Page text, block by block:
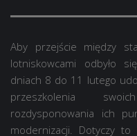
Aby przejście między
lotniskowcami odbyło
dniach 8 do 11 lutego
przeszkolenia
rozdysponowania ich
modernizacji. Dotyczy